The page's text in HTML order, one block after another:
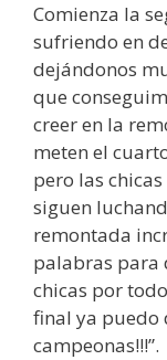
Comienza la
sufriendo en
dejándonos
que
creer en la
meten el
pero las
siguen
remontada
palabras para
chicas por
final ya puedo
campeonas!!!”.